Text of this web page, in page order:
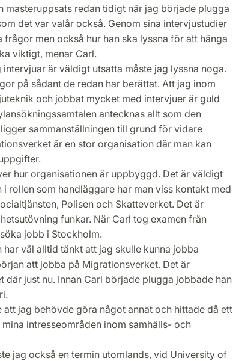
masteruppsats redan tidigt när jag började plugga
det var valår också. Genom sina intervjustudier
frågor men också hur han ska lyssna för att hänga
viktigt, menar Carl.
är väldigt utsatta måste jag lyssna noga.
på sådant de redan har berättat. Att jag inom
och jobbat mycket med intervjuer är guld
antecknas allt som den
sammanställningen till grund för vidare
är en stor organisation där man kan
hur organisationen är uppbyggd. Det är väldigt
rollen som handläggare har man viss kontakt med
Polisen och Skatteverket. Det är
funkar. När Carl tog examen från
jobb i Stockholm.
väl alltid tänkt att jag skulle kunna jobba
att jobba på Migrationsverket. Det är
där just nu. Innan Carl började plugga jobbade han
jag behövde göra något annat och hittade då ett
intresseområden inom samhälls- och
jag också en termin utomlands, vid University of